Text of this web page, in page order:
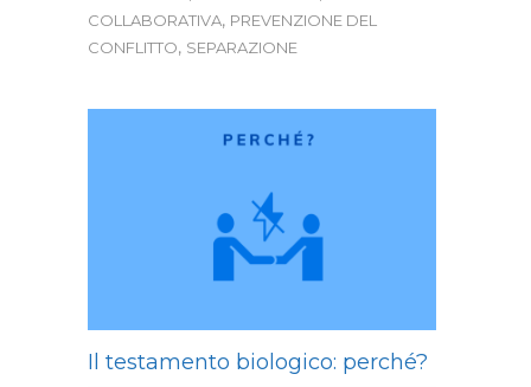
COLLABORATIVA, PREVENZIONE DEL
CONFLITTO, SEPARAZIONE
Il testamento biologico: perché?